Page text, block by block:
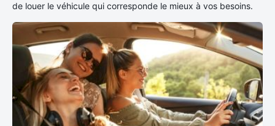
de louer le véhicule qui corresponde le mieux à vos besoins.